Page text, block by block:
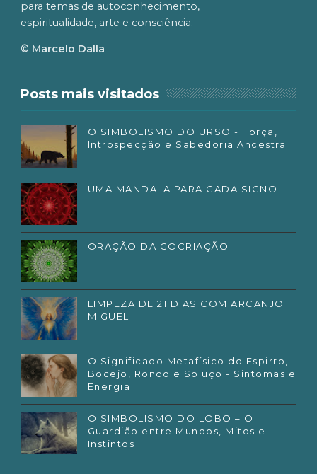
para temas de autoconhecimento,
espiritualidade, arte e consciência.
© Marcelo Dalla
Posts mais visitados
O SIMBOLISMO DO URSO - Força,
Introspecção e Sabedoria Ancestral
UMA MANDALA PARA CADA SIGNO
ORAÇÃO DA COCRIAÇÃO
LIMPEZA DE 21 DIAS COM ARCANJO
MIGUEL
O Significado Metafísico do Espirro,
Bocejo, Ronco e Soluço - Sintomas e
Energia
O SIMBOLISMO DO LOBO – O
Guardião entre Mundos, Mitos e
Instintos